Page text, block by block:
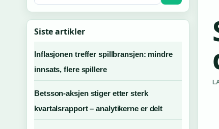
Siste artikler
Inflasjonen treffer spillbransjen: mindre
innsats, flere spillere
Betsson-aksjen stiger etter sterk
kvartalsrapport – analytikerne er delt